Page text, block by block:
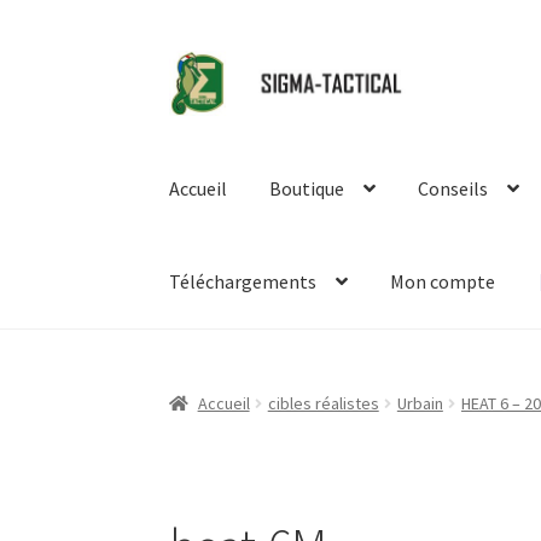
Aller
à
la
Aller
au
contenu
Accueil Boutique Conseils
Téléchargements Mon compte
Accueil cibles réalistes Urbain HEAT 6 –